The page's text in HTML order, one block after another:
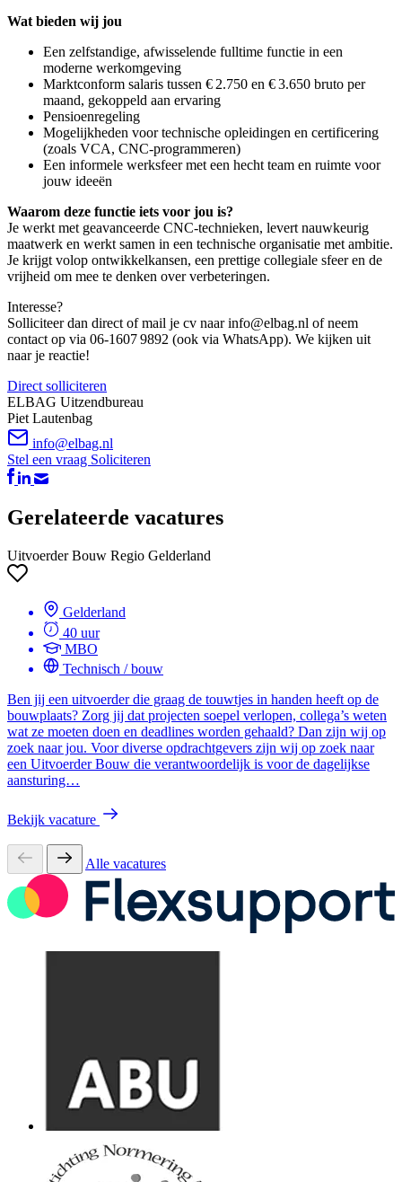
Wat bieden wij jou
Een zelfstandige, afwisselende fulltime functie in een
moderne werkomgeving
Marktconform salaris tussen € 2.750 en € 3.650 bruto per
maand, gekoppeld aan ervaring
Pensioenregeling
Mogelijkheden voor technische opleidingen en certificering
(zoals VCA, CNC-programmeren)
Een informele werksfeer met een hecht team en ruimte voor
jouw ideeën
Waarom deze functie iets voor jou is?
Je werkt met geavanceerde CNC‑technieken, levert nauwkeurig
maatwerk en werkt samen in een technische organisatie met ambitie.
Je krijgt volop ontwikkelkansen, een prettige collegiale sfeer en de
vrijheid om mee te denken over verbeteringen.
Interesse?
Solliciteer dan direct of mail je cv naar info@elbag.nl of neem
contact op via 06‑1607 9892 (ook via WhatsApp). We kijken uit
naar je reactie!
Direct solliciteren
ELBAG Uitzendbureau
Piet Lautenbag
info@elbag.nl
Stel een vraag Soliciteren
Gerelateerde vacatures
Uitvoerder Bouw Regio Gelderland
Gelderland
40 uur
MBO
Technisch / bouw
Ben jij een uitvoerder die graag de touwtjes in handen heeft op de
bouwplaats? Zorg jij dat projecten soepel verlopen, collega’s weten
wat ze moeten doen en deadlines worden gehaald? Dan zijn wij op
zoek naar jou. Voor diverse opdrachtgevers zijn wij op zoek naar
een Uitvoerder Bouw die verantwoordelijk is voor de dagelijkse
aansturing…
Bekijk vacature
Alle vacatures